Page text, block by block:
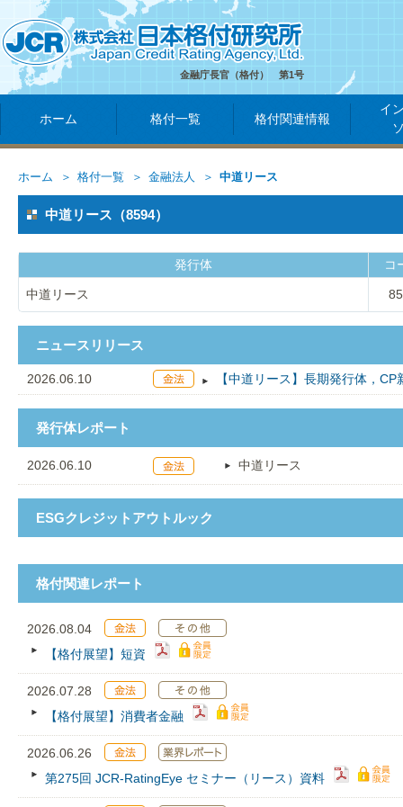
金融庁長官（格付） 第1号
ホーム 格付一覧 格付関連情報
イ
ホーム 格付一覧 金融法人 中道リース
中道リース（8594）
発行体 コ
中道リース
ニュースリリース
2026.06.10 【中道リース】長期発行体，
発行体レポート
2026.06.10 中道リース
ESGクレジットアウトルック
格付関連レポート
2026.08.04
【格付展望】短資
2026.07.28
【格付展望】消費者金融
2026.06.26
第275回 JCR‐RatingEye セミナー（リース）資料